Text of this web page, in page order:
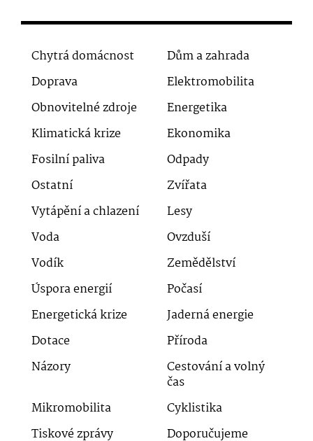
Chytrá domácnost
Dům a zahrada
Doprava
Elektromobilita
Obnovitelné zdroje
Energetika
Klimatická krize
Ekonomika
Fosilní paliva
Odpady
Ostatní
Zvířata
Vytápění a chlazení
Lesy
Voda
Ovzduší
Vodík
Zemědělství
Úspora energií
Počasí
Energetická krize
Jaderná energie
Dotace
Příroda
Názory
Cestování a volný
čas
Mikromobilita
Cyklistika
Tiskové zprávy
Doporučujeme